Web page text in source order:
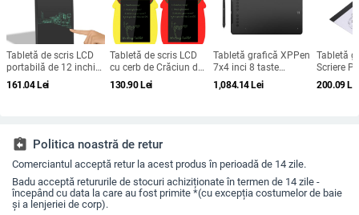
Tabletă de scris LCD
portabilă de 12 inchi
Tabletă electronică
portabilă Tampoane
161.04Lei
Tabletă de scris LCD
cu cerb de Crăciun de
8,5 inci cu stilou Desen
digital Tampă
130.90Lei
Tabletă grafică XPPen
7x4 inci 8 taste
Express Nivel 16384
fără baterie Tabletă cu
1,084.14Lei
Tabletă
Scriere
trasare
200.09Lei
assignment_return Politica noastră de retur
Comerciantul acceptă retur la acest produs în perioadă de 14 zile.
Badu acceptă retururile de stocuri achiziționate în termen de 14 zile -
începând cu data la care au fost primite *(cu excepția costumelor de baie
și a lenjeriei de corp).